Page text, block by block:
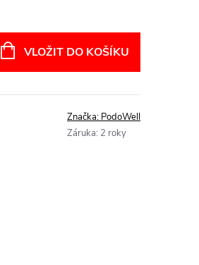
VLOŽIT DO KOŠÍKU
Značka: PodoWell
Záruka: 2 roky